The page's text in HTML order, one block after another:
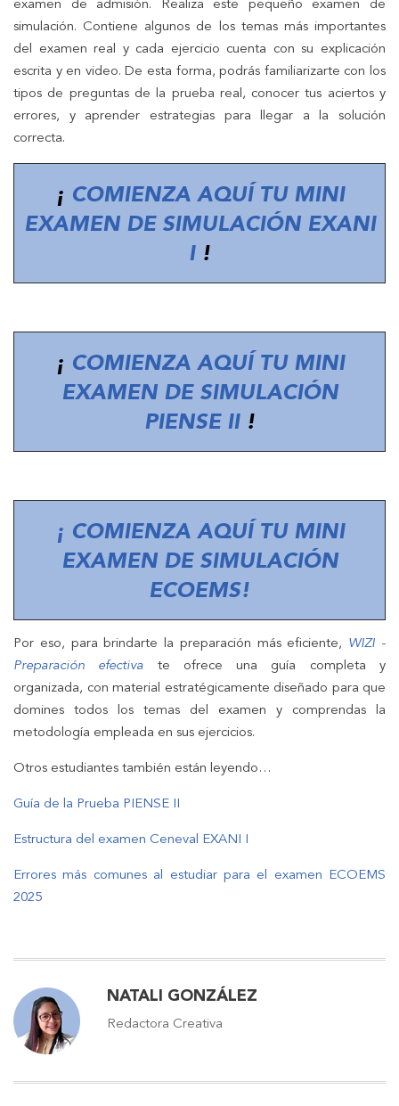
examen de admisión. Realiza este pequeño examen de
simulación. Contiene algunos de los temas más importantes
del examen real y cada ejercicio cuenta con su explicación
escrita y en video. De esta forma, podrás familiarizarte con los
tipos de preguntas de la prueba real, conocer tus aciertos y
errores, y aprender estrategias para llegar a la solución
correcta.
¡ COMIENZA AQUÍ TU MINI
EXAMEN DE SIMULACIÓN EXANI
I!
¡ COMIENZA AQUÍ TU MINI
EXAMEN DE SIMULACIÓN
PIENSE II!
¡ COMIENZA AQUÍ TU MINI
EXAMEN DE SIMULACIÓN
ECOEMS!
Por eso, para brindarte la preparación más eficiente, WIZI -
Preparación efectiva te ofrece una guía completa y
organizada, con material estratégicamente diseñado para que
domines todos los temas del examen y comprendas la
metodología empleada en sus ejercicios.
Otros estudiantes también están leyendo…
Guía de la Prueba PIENSE II
Estructura del examen Ceneval EXANI I
Errores más comunes al estudiar para el examen ECOEMS
2025
NATALI GONZÁLEZ
Redactora Creativa